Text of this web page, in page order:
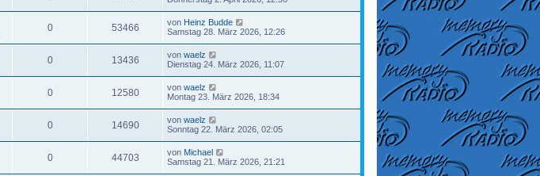
0 53466 von Heinz Budde
Samstag 28. März 2026, 12:26
0 13436 von waelz
Dienstag 24. März 2026, 11:07
0 12580 von waelz
Montag 23. März 2026, 18:34
0 14690 von waelz
Sonntag 22. März 2026, 02:05
0 44703 von Michael
Samstag 21. März 2026, 21:21